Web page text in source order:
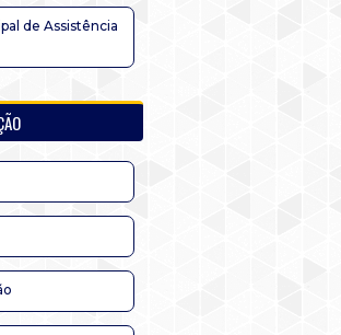
de Assistência